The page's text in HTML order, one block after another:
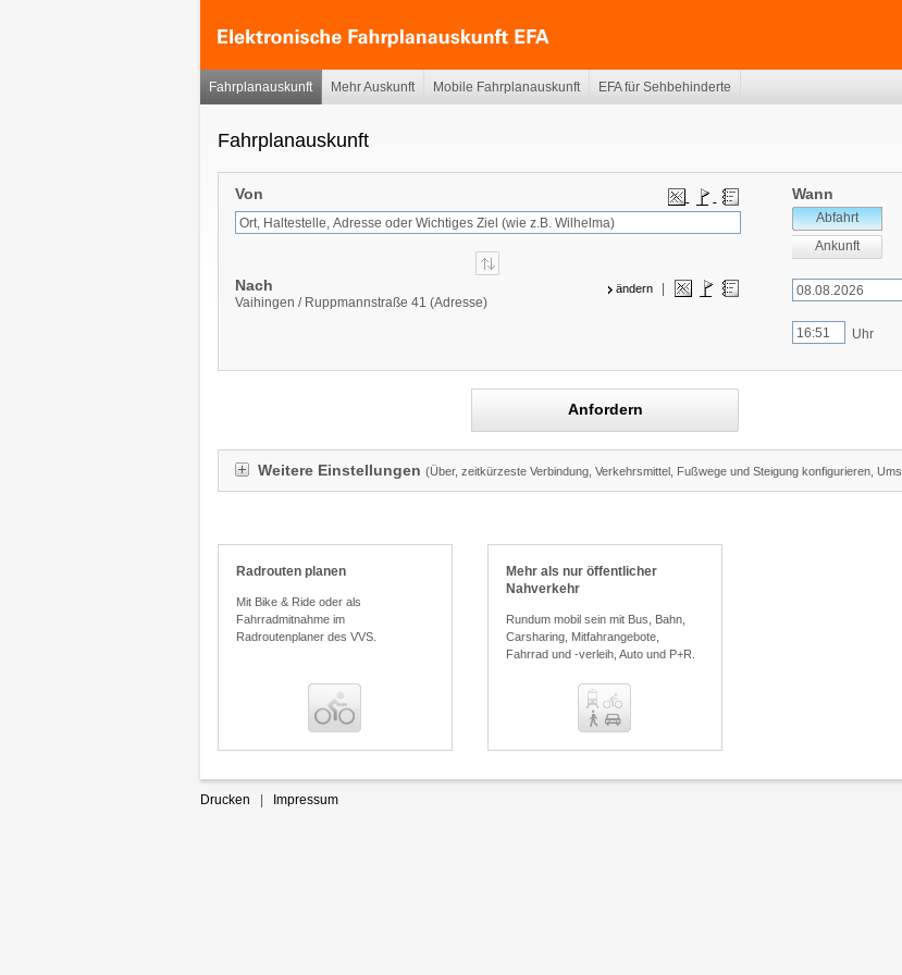
Fahrplanauskunft Mehr Auskunft Mobile Fahrplanauskunft EFA für Sehbehinderte
Preisvergleich
Fahrplanauskunft
Von
Nach ändern
|
Vaihingen / Ruppmannstraße 41 (Adresse)
Wann
Abfahrt
Ankunft
Uhr
Anfordern
Weitere Einstellungen(Über, zeitkürzeste Verbindung, Verkehrsmittel, Fußwege und Steigung konfigurieren,
Radrouten planen
Mit Bike & Ride oder als
Fahrradmitnahme im
Radroutenplaner des VVS.
Mehr als nur öffentlicher
Nahverkehr
Rundum mobil sein mit Bus, Bahn,
Carsharing, Mitfahrangebote,
Fahrrad und -verleih, Auto und P+R.
Homepage und Desktop mit
unserer Auskunft verlinken
Drucken Impressum